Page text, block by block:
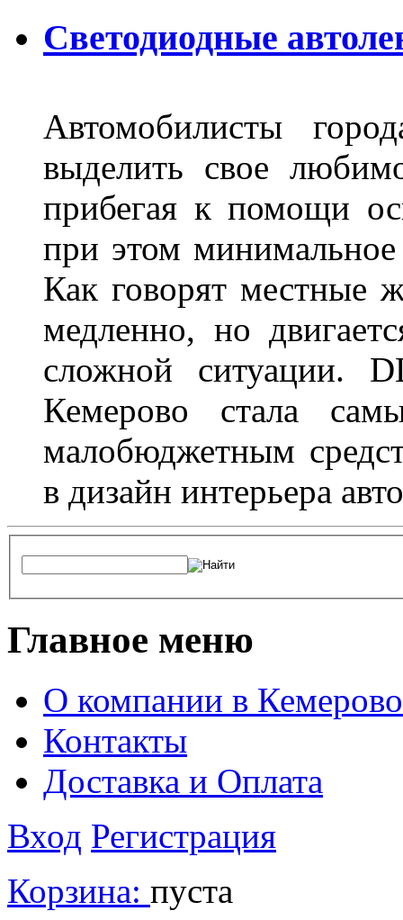
Светодиодные
Автомобилисты
выделить свое
прибегая к помощи
при этом минимальное
Как говорят местные
медленно, но
сложной ситуации.
Кемерово стала
малобюджетным
в дизайн интерьера
Главное меню
О компании в Кемерово
Контакты
Доставка и Оплата
Вход Регистрация
Корзина: пуста